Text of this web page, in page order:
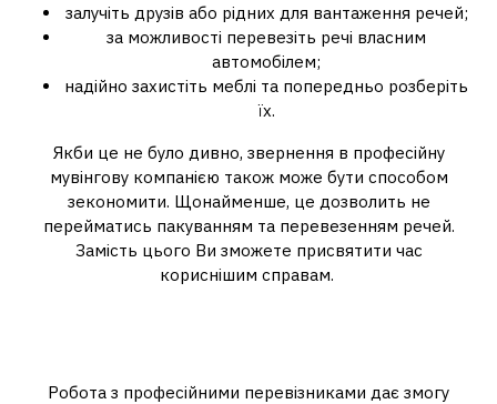
залучіть друзів або рідних для вантаження речей;
за можливості перевезіть речі власним
автомобілем;
надійно захистіть меблі та попередньо розберіть
їх.
Якби це не було дивно, звернення в професійну
мувінгову компанією також може бути способом
зекономити. Щонайменше, це дозволить не
перейматись пакуванням та перевезенням речей.
Замість цього Ви зможете присвятити час
кориснішим справам.
Робота з професійними перевізниками дає змогу